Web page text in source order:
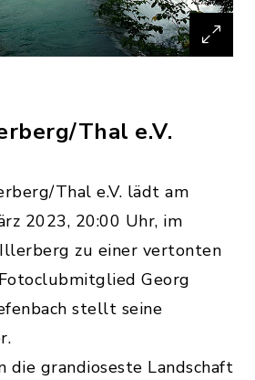
Thal e.V.
Thal e.V. lädt am
2023, 20:00 Uhr, im
zu einer vertonten
Georg
stellt seine
die grandioseste Landschaft